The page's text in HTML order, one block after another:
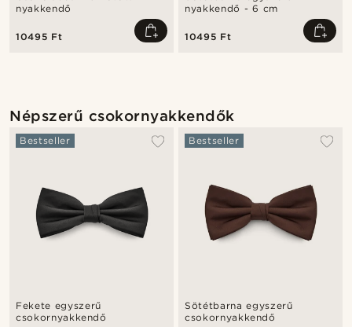
nyakkendő
10495 Ft
nyakkendő - 6 cm
10495 Ft
Népszerű csokornyakkendők
Fekete egyszerű
csokornyakkendő
Bestseller
Sötétbarna egyszerű
csokornyakkendő
Bestseller